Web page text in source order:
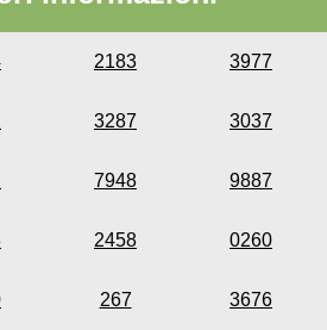
2183 3977
3287 3037
7948 9887
2458 0260
267 3676